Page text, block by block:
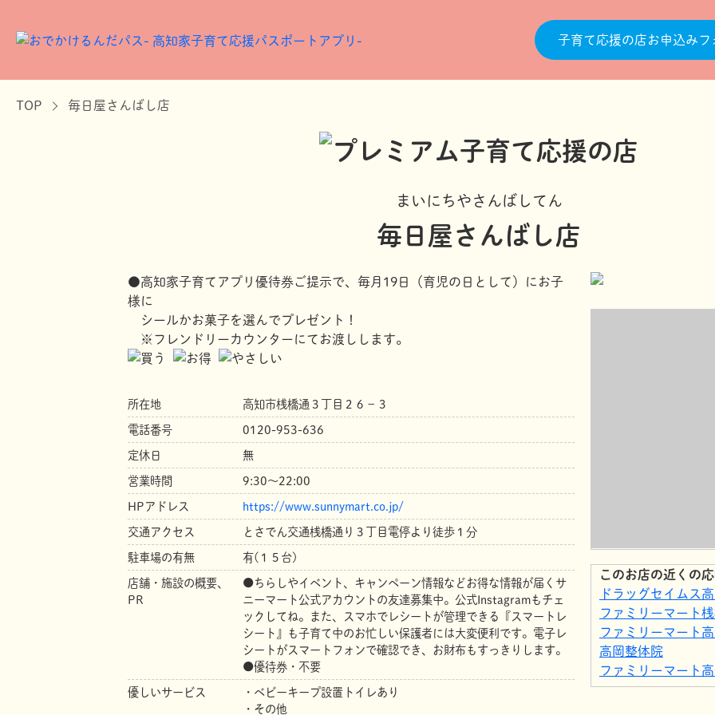
子育て応援の店お申込みフ
TOP 毎日屋さんばし店
まいにちやさんばしてん
毎日屋さんばし店
●高知家子育てアプリ優待券ご提示で、毎月19日（育児の日として）にお子
様に
シールかお菓子を選んでプレゼント！
※フレンドリーカウンターにてお渡しします。
所在地 高知市桟橋通３丁目２６－３
電話番号 0120-953-636
定休日 無
営業時間 9:30～22:00
HPアドレス https://www.sunnymart.co.jp/
交通アクセス とさでん交通桟橋通り３丁目電停より徒歩１分
駐車場の有無 有(１５台)
店舗・施設の概要、
PR
●ちらしやイベント、キャンペーン情報などお得な情報が届くサ
ニーマート公式アカウントの友達募集中。公式Instagramもチェ
ックしてね。また、スマホでレシートが管理できる『スマートレ
シート』も子育て中のお忙しい保護者には大変便利です。電子レ
シートがスマートフォンで確認でき、お財布もすっきりします。
●優待券・不要
優しいサービス
・ベビーキープ設置トイレあり
・その他
このお店の近くの
ドラッグセイムス
ファミリーマート
ファミリーマート
高岡整体院
ファミリーマート
スタジオレヴュー